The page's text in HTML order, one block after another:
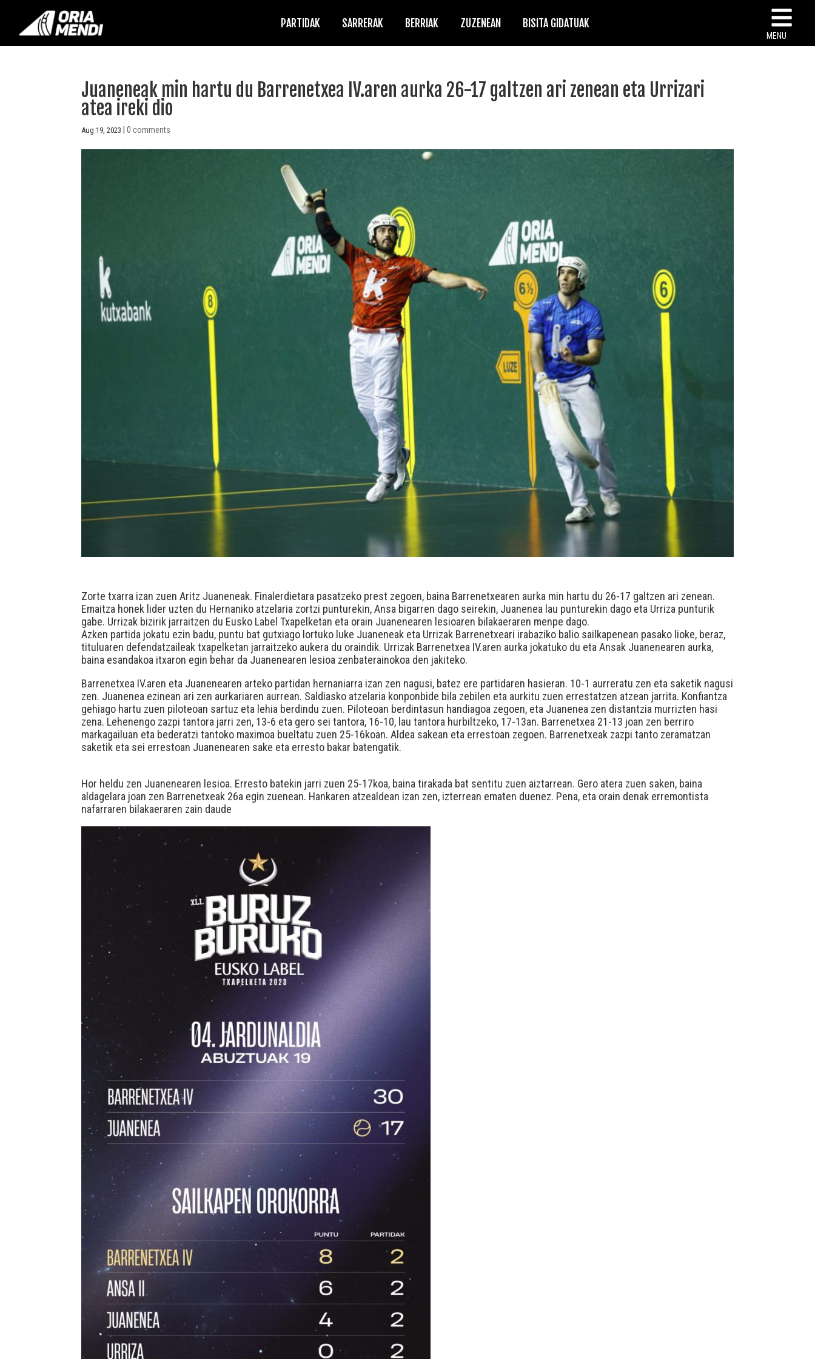
PARTIDAK SARRERAK BERRIAK ZUZENEAN BISITA GIDATUAK
MENU
Juaneneak min hartu du Barrenetxea IV.aren aurka 26-17 galtzen ari zenean eta Urrizari
atea ireki dio
Aug 19, 2023 |0 comments
Zorte txarra izan zuen Aritz Juaneneak. Finalerdietara pasatzeko prest zegoen, baina Barrenetxearen aurka min hartu du 26-17 galtzen ari zenean.
Emaitza honek lider uzten du Hernaniko atzelaria zortzi punturekin, Ansa bigarren dago seirekin, Juanenea lau punturekin dago eta Urriza punturik
gabe. Urrizak bizirik jarraitzen du Eusko Label Txapelketan eta orain Juanenearen lesioaren bilakaeraren menpe dago.
Azken partida jokatu ezin badu, puntu bat gutxiago lortuko luke Juaneneak eta Urrizak Barrenetxeari irabaziko balio sailkapenean pasako lioke, beraz,
tituluaren defendatzaileak txapelketan jarraitzeko aukera du oraindik. Urrizak Barrenetxea IV.aren aurka jokatuko du eta Ansak Juanenearen aurka,
baina esandakoa itxaron egin behar da Juanenearen lesioa zenbaterainokoa den jakiteko.
Barrenetxea IV.aren eta Juanenearen arteko partidan hernaniarra izan zen nagusi, batez ere partidaren hasieran. 10-1 aurreratu zen eta saketik nagusi
zen. Juanenea ezinean ari zen aurkariaren aurrean. Saldiasko atzelaria konponbide bila zebilen eta aurkitu zuen errestatzen atzean jarrita. Konfiantza
gehiago hartu zuen piloteoan sartuz eta lehia berdindu zuen. Piloteoan berdintasun handiagoa zegoen, eta Juanenea zen distantzia murrizten hasi
zena. Lehenengo zazpi tantora jarri zen, 13-6 eta gero sei tantora, 16-10, lau tantora hurbiltzeko, 17-13an. Barrenetxea 21-13 joan zen berriro
markagailuan eta bederatzi tantoko maximoa bueltatu zuen 25-16koan. Aldea sakean eta errestoan zegoen. Barrenetxeak zazpi tanto zeramatzan
saketik eta sei errestoan Juanenearen sake eta erresto bakar batengatik.
Hor heldu zen Juanenearen lesioa. Erresto batekin jarri zuen 25-17koa, baina tirakada bat sentitu zuen aiztarrean. Gero atera zuen saken, baina
aldagelara joan zen Barrenetxeak 26a egin zuenean. Hankaren atzealdean izan zen, izterrean ematen duenez. Pena, eta orain denak erremontista
nafarraren bilakaeraren zain daude